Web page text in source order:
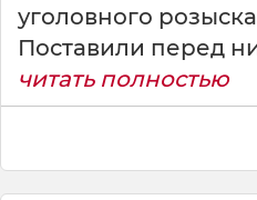
уголовного
Поставили перед
читать полностью